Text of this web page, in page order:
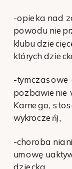
-opieka nad
powodu
klubu
których
-tymczasowe
pozbawienie
Karnego,
wykroczeń),
-choroba
umowę